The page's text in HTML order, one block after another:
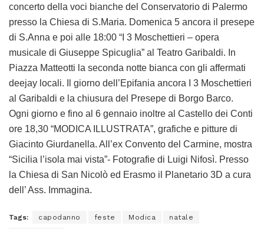
concerto della voci bianche del Conservatorio di Palermo
presso la Chiesa di S.Maria. Domenica 5 ancora il presepe
di S.Anna e poi alle 18:00 “I 3 Moschettieri – opera
musicale di Giuseppe Spicuglia” al Teatro Garibaldi. In
Piazza Matteotti la seconda notte bianca con gli affermati
deejay locali. Il giorno dell’Epifania ancora I 3 Moschettieri
al Garibaldi e la chiusura del Presepe di Borgo Barco.
Ogni giorno e fino al 6 gennaio inoltre al Castello dei Conti
ore 18,30 “MODICA ILLUSTRATA”, grafiche e pitture di
Giacinto Giurdanella. All’ex Convento del Carmine, mostra
“Sicilia l’isola mai vista”- Fotografie di Luigi Nifosì. Presso
la Chiesa di San Nicolò ed Erasmo il Planetario 3D a cura
dell’ Ass. Immagina.
Tags: capodanno feste Modica natale